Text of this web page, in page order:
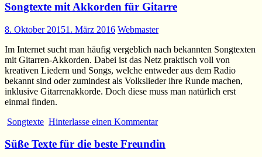
Songtexte mit Akkorden für Gitarre
8. Oktober 20151. März 2016 Webmaster
Im Internet sucht man häufig vergeblich nach bekannten Songtexten
mit Gitarren-Akkorden. Dabei ist das Netz praktisch voll von
kreativen Liedern und Songs, welche entweder aus dem Radio
bekannt sind oder zumindest als Volkslieder ihre Runde machen,
inklusive Gitarrenakkorde. Doch diese muss man natürlich erst
einmal finden.
Songtexte Hinterlasse einen Kommentar
Süße Texte für die beste Freundin